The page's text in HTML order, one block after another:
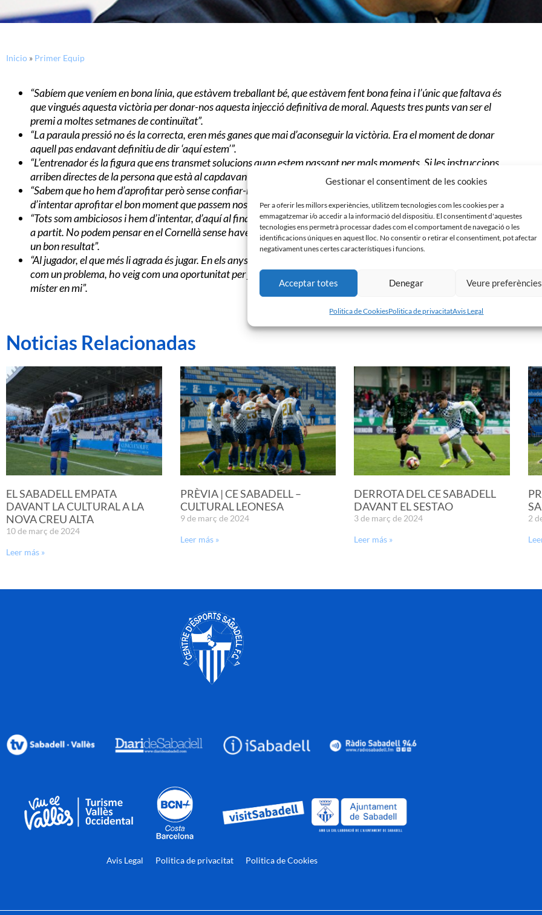
Gestionar el consentiment de les cookies
Per a oferir les millors experiències, utilitzem tecnologies com les cookies per a
emmagatzemar i/o accedir a la informació del dispositiu. El consentiment d'aquestes
tecnologies ens permetrà processar dades com el comportament de navegació o les
identificacions úniques en aquest lloc. No consentir o retirar el consentiment, pot afectar
negativament unes certes característiques i funcions.
Acceptar totes Denegar Veure preferències
Politica de CookiesPolitica de privacitatAvis Legal
Inicio » Primer Equip
“Sabíem que veníem en bona línia, que estàvem treballant bé, que estàvem fent bona feina i l’únic que faltava és
que vingués aquesta victòria per donar-nos aquesta injecció definitiva de moral. Aquests tres punts van ser el
premi a moltes setmanes de continuïtat”.
“La paraula pressió no és la correcta, eren més ganes que mai d’aconseguir la victòria. Era el moment de donar
aquell pas endavant definitiu de dir ‘aquí estem’”.
“L’entrenador és la figura que ens transmet solucions quan estem passant per mals moments. Si les instruccions
arriben directes de la persona que està al capdavant, sempre arriben amb més facilitat”.
“Sabem que ho hem d’aprofitar però sense confiar-nos, qualsevol rival és molt complicat de batre. Hem
d’intentar aprofitar el bon moment que passem nosaltres i els dubtes que puguin tenir ells”.
“Tots som ambiciosos i hem d’intentar, d’aquí al final, fer els màxim punts possibles i pensant en el tòpic del partit
a partit. No podem pensar en el Cornellà sense haver visitat El Collao i fer el que hem de fer: un bon partit i treure
un bon resultat”.
“Al jugador, el que més li agrada és jugar. En els anys que porto a Segona B he jugat a moltes posicions i no ho veig
com un problema, ho veig com una oportunitat per jugar. Estic molt content per la confiança que demostra el
míster en mi”.
Noticias Relacionadas
EL SABADELL EMPATA
DAVANT LA CULTURAL A LA
NOVA CREU ALTA
10 de març de 2024
Leer más »
PRÈVIA | CE SABADELL –
CULTURAL LEONESA
9 de març de 2024
Leer más »
DERROTA DEL CE SABADELL
DAVANT EL SESTAO
3 de març de 2024
Leer más »
2
Avis Legal Politica de privacitat Politica de Cookies